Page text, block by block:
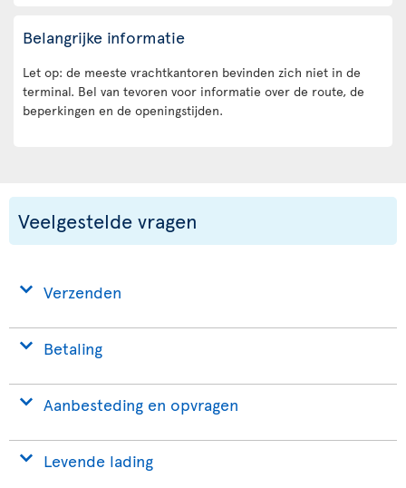
Belangrijke informatie
Let op: de meeste vrachtkantoren bevinden zich niet in de
terminal. Bel van tevoren voor informatie over de route, de
beperkingen en de openingstijden.
Veelgestelde vragen
Verzenden
Betaling
Aanbesteding en opvragen
Levende lading